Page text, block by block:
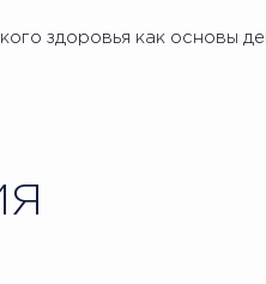
здоровья как основы